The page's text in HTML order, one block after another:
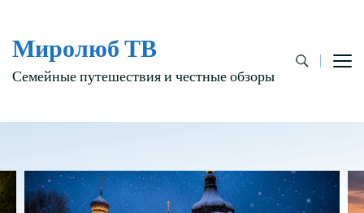
Миролюб ТВ
Семейные путешествия и честные обзоры